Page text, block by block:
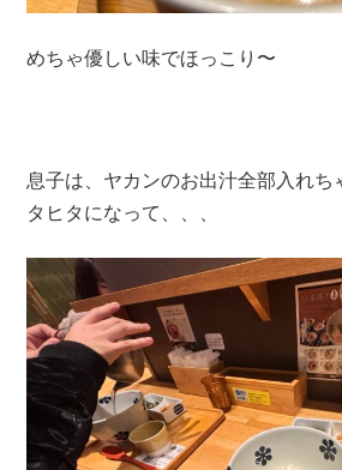
めちゃ優しい味でほっこり〜
息子は、ヤカンのお出汁全部入れち
タヒタになって、、、